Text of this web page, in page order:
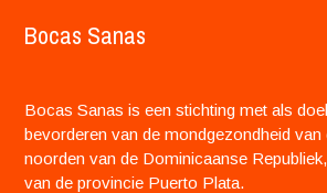
Bocas Sanas
Bocas Sanas is een stichting met als
bevorderen van de mondgezondheid van
noorden van de Dominicaanse
van de provincie Puerto Plata.